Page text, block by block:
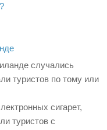
случались
туристов по тому или
сигарет,
туристов с